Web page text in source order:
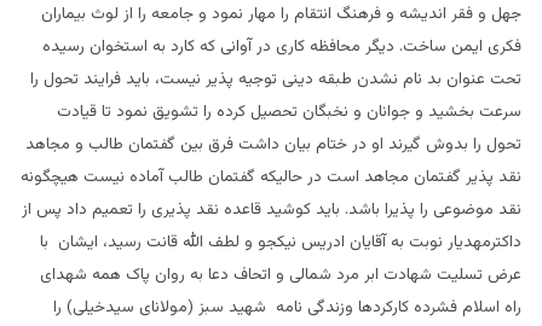
جهل و فقر اندیشه و فرهنگ انتقام را مهار نمود و جامعه را از لوث بیماران
فکری ایمن ساخت. دیگر محافظه کاری در آوانی که کارد به استخوان رسیده
تحت عنوان بد نام نشدن طبقه دینی توجیه پذیر نیست، باید فرایند تحول را
سرعت بخشید و جوانان و نخبگان تحصیل کرده را تشویق نمود تا قیادت
تحول را بدوش گیرند او در ختام بیان داشت فرق بین گفتمان طالب و مجاهد
نقد پذیر گفتمان مجاهد است در حالیکه گفتمان طالب آماده نیست هیچگونه
نقد موضوعی را پذیرا باشد. باید کوشید قاعده نقد پذیری را تعمیم داد پس از
داکترمهدیار نوبت به آقایان ادریس نیکجو و لطف الله قانت رسید، ایشان با
عرض تسلیت شهادت ابر مرد شمالی و اتحاف دعا به روان پاک همه شهدای
راه اسلام فشرده کارکردها وزندگی نامه شهید سبز (مولانای سیدخیلی) را